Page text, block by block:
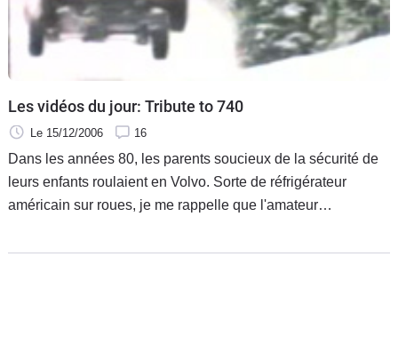
Les vidéos du jour: Tribute to 740
Le 15/12/2006 16
Dans les années 80, les parents soucieux de la sécurité de
leurs enfants roulaient en Volvo. Sorte de réfrigérateur
américain sur roues, je me rappelle que l'amateur
entre l'icône de